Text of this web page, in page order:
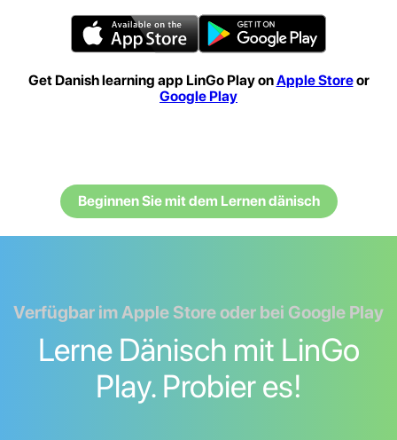
Get Danish learning app LinGo Play onApple Storeor
Google Play
Beginnen Sie mit dem Lernen dänisch
Verfügbar im Apple Store oder bei Google Play
Lerne Dänisch mit LinGo
Play. Probier es!